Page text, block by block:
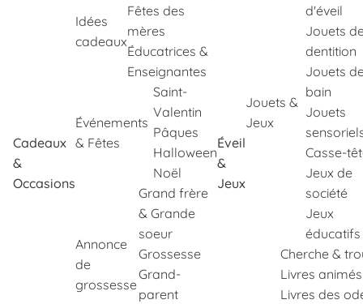
Cadeaux
&
Occasions
Idées
cadeaux
Fêtes des
mères
Éducatrices &
Enseignantes
Événements
& Fêtes
Saint-
Valentin
Pâques
Halloween
Noël
Annonce
de
grossesse
Grand frère
& Grande
soeur
Grossesse
Grand-
parent
Éveil
&
Jeux
Jouets &
Jeux
d'éveil
Jouets
dentition
Jouets
bain
Jouets
Casse-
Jeux de
société
Jeux
éducatifs
Cherche &
Livres animés
Livres des